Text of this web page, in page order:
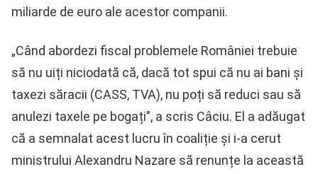
miliarde de euro ale acestor companii.
„Când abordezi fiscal problemele României trebuie
să nu uiți niciodată că, dacă tot spui că nu ai bani și
taxezi săracii (CASS, TVA), nu poți să reduci sau să
anulezi taxele pe bogați”, a scris Câciu. El a adăugat
că a semnalat acest lucru în coaliție și i-a cerut
ministrului Alexandru Nazare să renunțe la această